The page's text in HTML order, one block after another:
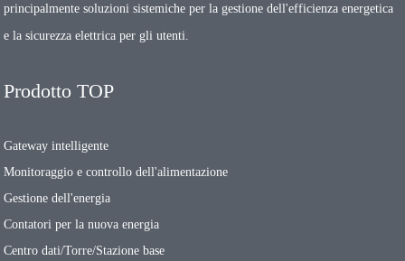
principalmente soluzioni sistemiche per la gestione dell'efficienza energetica
e la sicurezza elettrica per gli utenti.
Prodotto TOP
Gateway intelligente
Monitoraggio e controllo dell'alimentazione
Gestione dell'energia
Contatori per la nuova energia
Centro dati/Torre/Stazione base